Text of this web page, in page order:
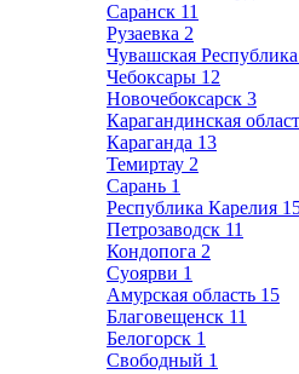
Саранск 11
Рузаевка 2
Чувашская
Чебоксары 12
Новочебоксарск 3
Карагандинская
Караганда 13
Темиртау 2
Сарань 1
Республика Карелия
Петрозаводск 11
Кондопога 2
Суоярви 1
Амурская область 15
Благовещенск 11
Белогорск 1
Свободный 1